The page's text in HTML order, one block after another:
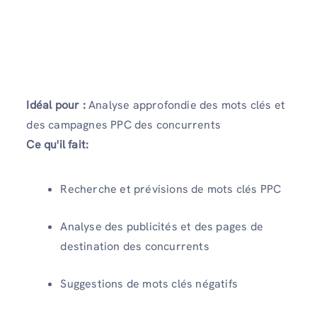
Idéal pour :Analyse approfondie des mots clés et
des campagnes PPC des concurrents
Ce qu'il fait:
Recherche et prévisions de mots clés PPC
Analyse des publicités et des pages de
destination des concurrents
Suggestions de mots clés négatifs